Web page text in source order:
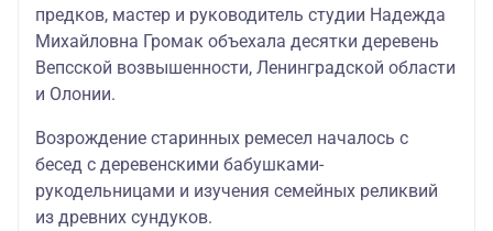
предков, мастер и руководитель студии Надежда
Михайловна Громак объехала десятки деревень
Вепсской возвышенности, Ленинградской области
и Олонии.
Возрождение старинных ремесел началось с
бесед с деревенскими бабушками-
рукодельницами и изучения семейных реликвий
из древних сундуков.